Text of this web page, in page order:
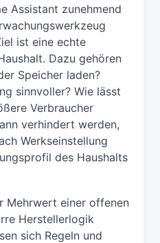
Assistant zunehmend
ist eine echte
Dazu gehören
Speicher laden?
sinnvoller? Wie lässt
Verbraucher
verhindert werden,
Werkseinstellung
des Haushalts
Mehrwert einer offenen
Herstellerlogik
sich Regeln und